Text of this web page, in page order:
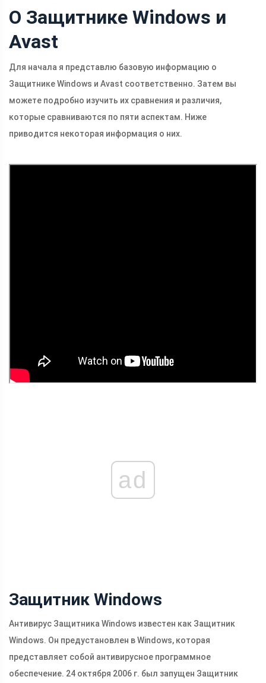
О Защитнике Windows и
Avast
Для начала я представлю базовую информацию о
Защитнике Windows и Avast соответственно. Затем вы
можете подробно изучить их сравнения и различия,
которые сравниваются по пяти аспектам. Ниже
приводится некоторая информация о них.
ad
Защитник Windows
Антивирус Защитника Windows известен как Защитник
Windows. Он предустановлен в Windows, которая
представляет собой антивирусное программное
обеспечение. 24 октября 2006 г. был запущен Защитник